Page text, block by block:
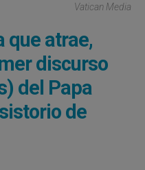
Vatican Media
que atrae,
discurso
del Papa
de